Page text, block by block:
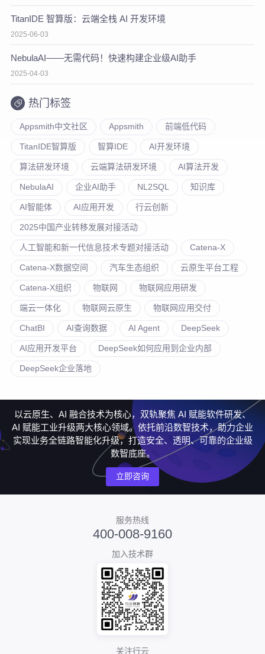
TitanIDE 智算版：云端全栈 AI 开发环境
2025-06-03
NebulaAI——无需代码！快速构建企业级AI助手
2025-04-03
热门标签
Appsmith中文社区 Appsmith 前端低代码
TitanIDE智算版 智算IDE AI开发环境
算法研发环境 云端算法研发环境 AI算法开发
NebulaAI 企业AI助手 NL2SQL 知识库
AI智能体 AI应用开发 行云创新
2025中国产业转移发展对接活动
人工智能和新一代信息技术专题对接活动 Catena-X
Catena-X数据空间 汽车生态组织 云原生平台工程
Catena-X组织 物联网 物联网应用研发
端云一体化 物联网云原生 物联网应用交付
ChatBI AI查询数据 AI Agent DeepSeek
AI应用开发平台 DeepSeek如何应用到企业内部
DeepSeek企业落地
以云原生、AI 融合技术为核心，双轨聚焦 AI 赋能软件研发、
AI 赋能工业升级两大核心领域。依托前沿数智技术，助力企业
实现业务全链路智能化升级，打造安全、透明、可靠的企业级
数智底座。
立即咨询
服务热线
400-008-9160
加入技术群
关注行云